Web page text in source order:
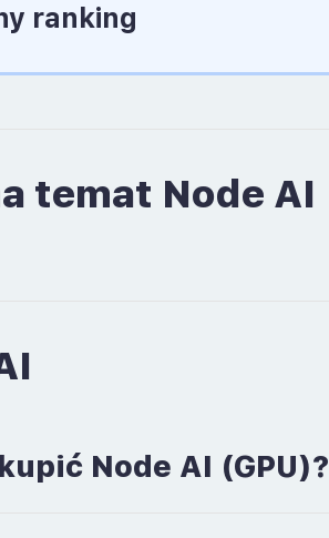
ranking
temat Node AI
Node AI (GPU)?